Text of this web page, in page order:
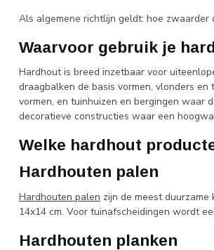
Als algemene richtlijn geldt: hoe zwaarder
Waarvoor gebruik je
Hardhout is breed inzetbaar voor
draagbalken de basis vormen, vlonders
vormen, en tuinhuizen en bergingen waar
decoratieve constructies waar een
Welke hardhout
Hardhouten palen
Hardhouten palen zijn de meest
14x14 cm. Voor tuinafscheidingen wordt
Hardhouten planken